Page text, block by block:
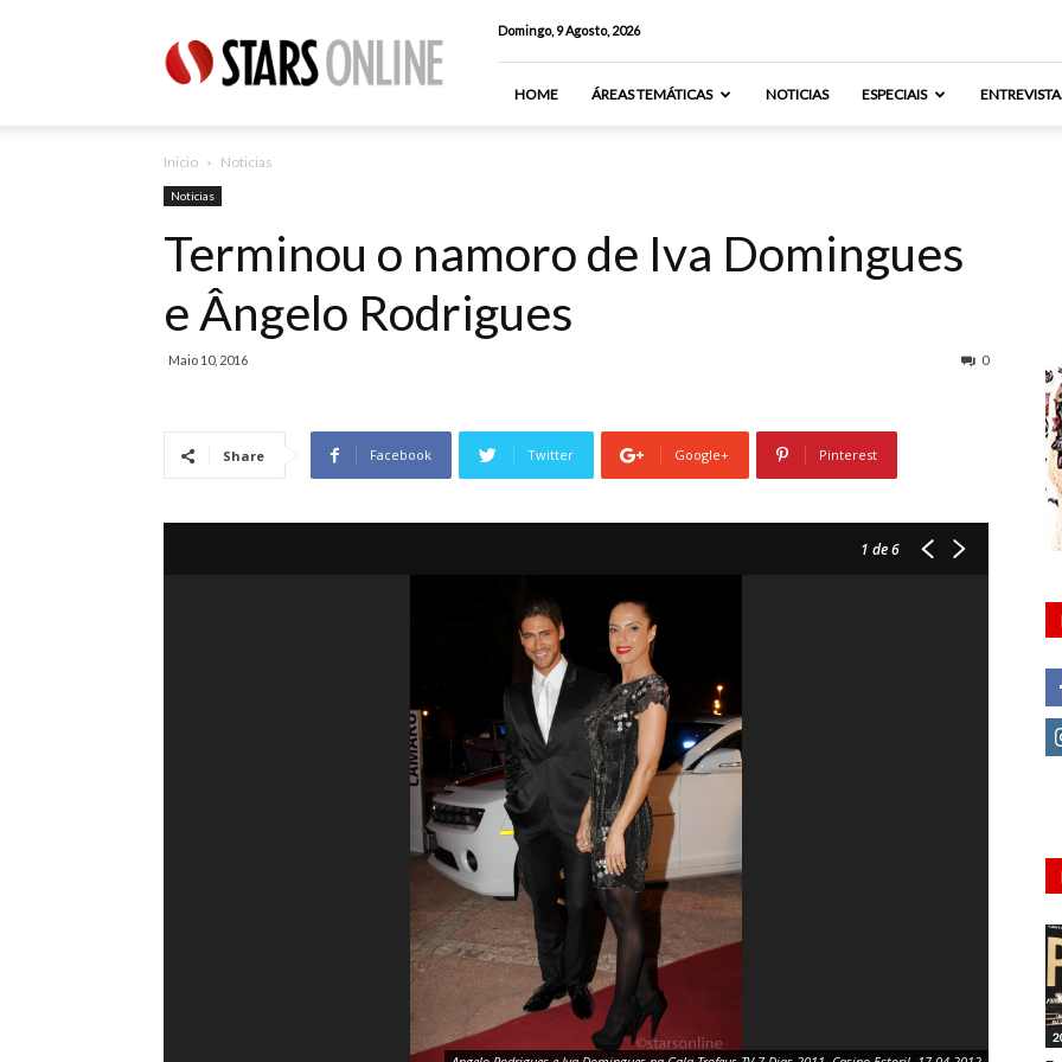
Online
Domingo, 9 Agosto, 2026
HOME ÁREAS TEMÁTICAS NOTICIAS ESPECIAIS
Inicio Noticias
Noticias
Terminou o namoro de Iva Domingues
e Ângelo Rodrigues
Maio 10, 2016 0
Share Facebook Twitter Google+ Pinterest
1 de 6